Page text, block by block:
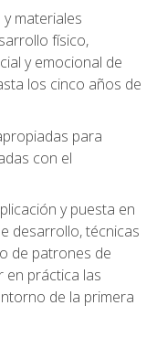
materiales
físico,
y emocional de
los cinco años de
para
con el
y puesta en
desarrollo, técnicas
de patrones de
en práctica las
de la primera